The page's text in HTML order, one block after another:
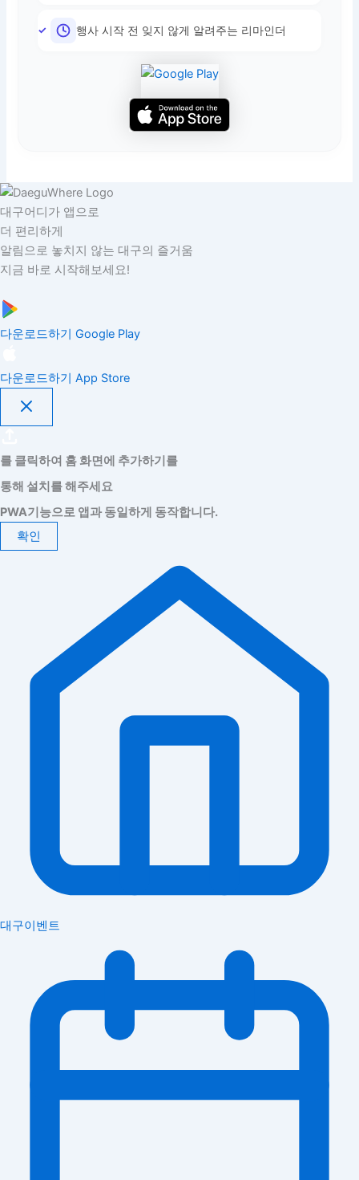
행사 시작 전 잊지 않게 알려주는 리마인더
대구어디가 앱으로
더 편리하게
알림으로 놓치지 않는 대구의 즐거움
지금 바로 시작해보세요!
다운로드하기 Google Play
다운로드하기 App Store
를 클릭하여 홈 화면에 추가하기를
통해 설치를 해주세요
PWA기능으로 앱과 동일하게 동작합니다.
확인
대구이벤트